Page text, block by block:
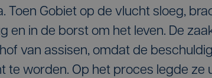
Toen Gobiet op de vlucht sloeg,
en in de borst om het leven. De
van assisen, omdat de
te worden. Op het proces legde ze